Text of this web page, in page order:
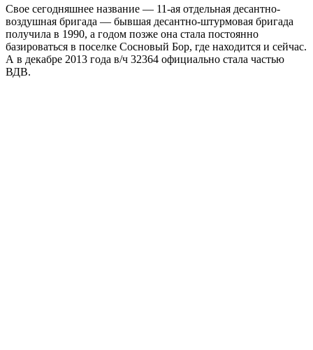
Свое сегодняшнее название — 11-ая отдельная десантно-
воздушная бригада — бывшая десантно-штурмовая бригада
получила в 1990, а годом позже она стала постоянно
базироваться в поселке Сосновый Бор, где находится и сейчас.
А в декабре 2013 года в/ч 32364 официально стала частью
ВДВ.